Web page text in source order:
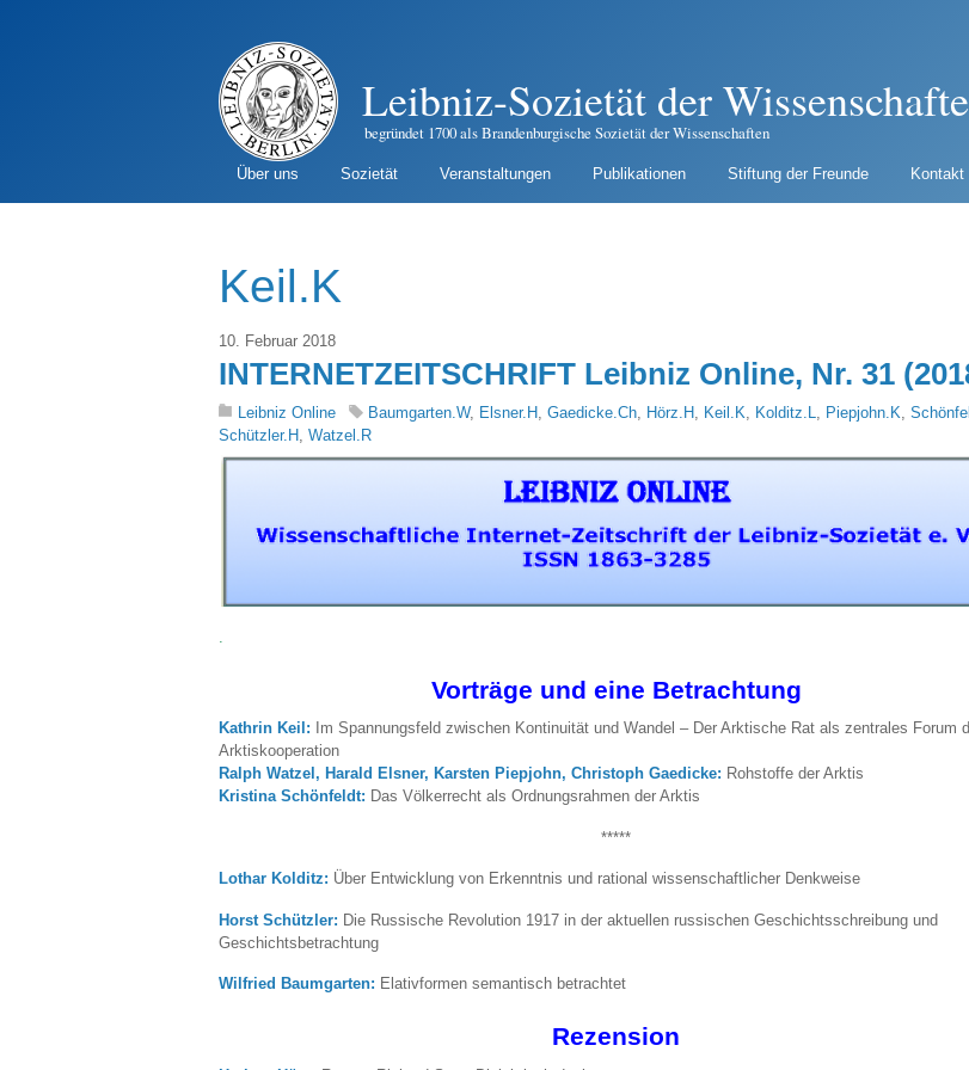
Leibniz-Sozietät der
begründet 1700 als Brandenburgische Sozietät der Wissenschaften
Über uns Sozietät Veranstaltungen Publikationen Stiftung der Freunde Kontakt
Keil.K
10. Februar 2018
INTERNETZEITSCHRIFT Leibniz Online, Nr. 31
Leibniz Online Baumgarten.W, Elsner.H Gaedicke.Ch Hörz.H Keil.K Kolditz.L Piepjohn.K
Schützler.H
Watzel.R
.
Vorträge und eine Betrachtung
Kathrin Keil: Im Spannungsfeld zwischen Kontinuität und Wandel – Der Arktische Rat als zentrales Forum
Arktiskooperation
Ralph Watzel, Harald Elsner, Karsten Piepjohn, Christoph Gaedicke: Rohstoffe der Arktis
Kristina Schönfeldt: Das Völkerrecht als Ordnungsrahmen der Arktis
*****
Lothar Kolditz: Über Entwicklung von Erkenntnis und rational wissenschaftlicher Denkweise
Horst Schützler: Die Russische Revolution 1917 in der aktuellen russischen Geschichtsschreibung und
Geschichtsbetrachtung
Wilfried Baumgarten: Elativformen semantisch betrachtet
Rezension